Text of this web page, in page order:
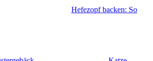
Hefezopf backen: So